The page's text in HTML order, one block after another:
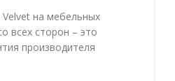
на мебельных
всех сторон – это
производителя